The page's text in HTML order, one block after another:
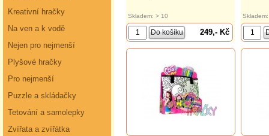
Kreativní hračky
Na ven a k vodě
Nejen pro nejmenší
Plyšové hračky
Pro nejmenší
Puzzle a skládačky
Tetování a samolepky
Zvířata a zvířátka
Skladem: > 10
249,- Kč